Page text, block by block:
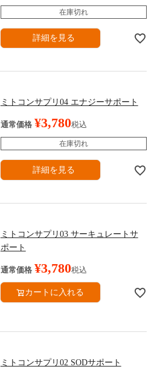
在庫切れ
詳細を見る
ミトコンサプリ04 エナジーサポート
通常価格 ¥3,780税込
在庫切れ
詳細を見る
ミトコンサプリ03 サーキュレートサ
ポート
通常価格 ¥3,780税込
カートに入れる
ミトコンサプリ02 SODサポート